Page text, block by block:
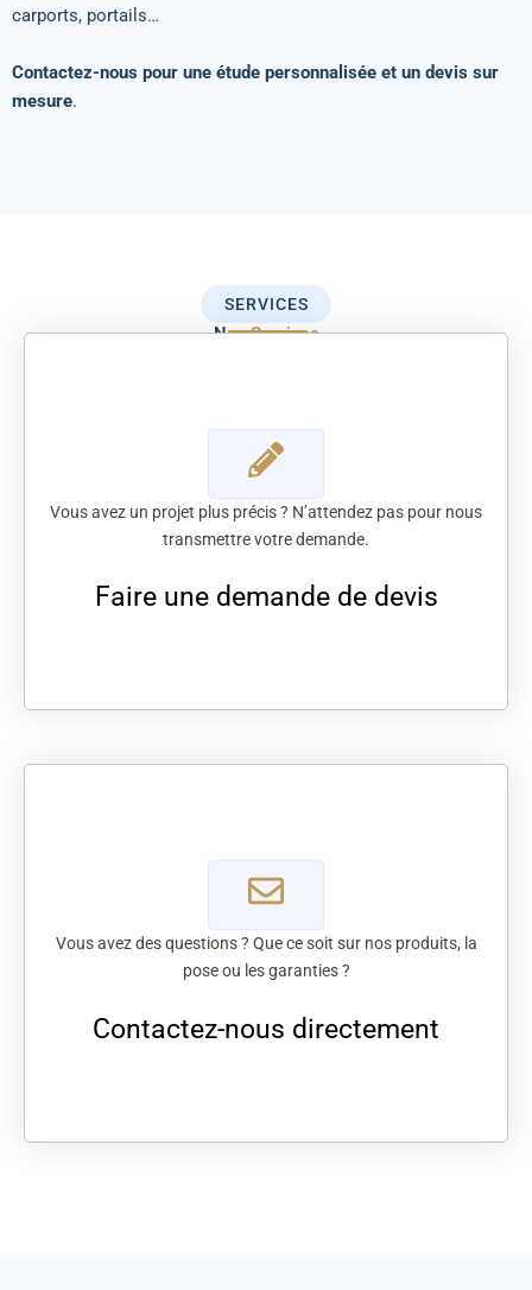
carports, portails…
Contactez-nous pour une étude personnalisée et un devis sur
mesure.
SERVICES
NosServices
Vous avez un projet plus précis ? N’attendez pas pour nous
transmettre votre demande.
Faire une demande de devis
Vous avez des questions ? Que ce soit sur nos produits, la
pose ou les garanties ?
Contactez-nous directement